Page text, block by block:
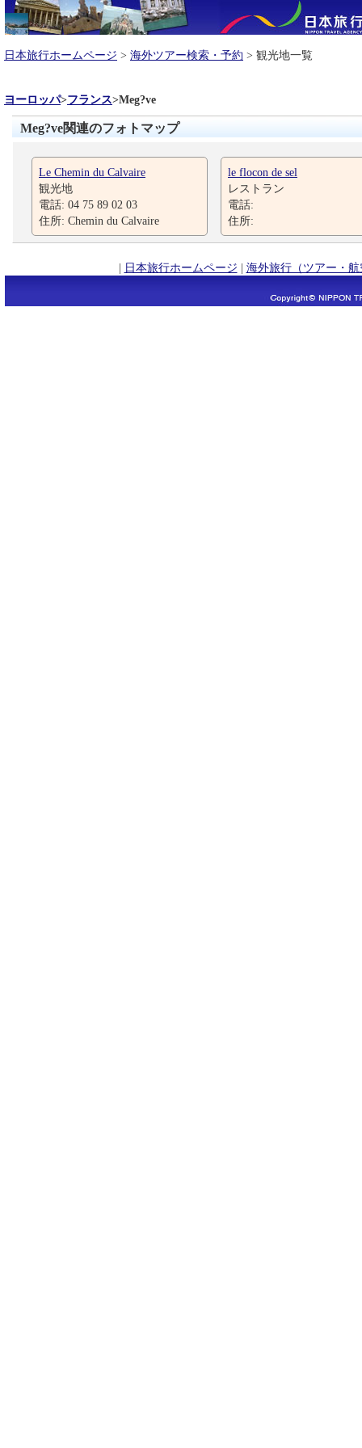
日本旅行ホームページ > 海外ツアー検索・予約 > 観光地一覧
ヨーロッパ>フランス>Meg?ve
Meg?ve関連のフォトマップ
Le Chemin du Calvaire
観光地
電話: 04 75 89 02 03
住所: Chemin du Calvaire
le flocon de sel
レストラン
電話:
住所:
| 日本旅行ホームページ | 海外旅行（ツアー・航